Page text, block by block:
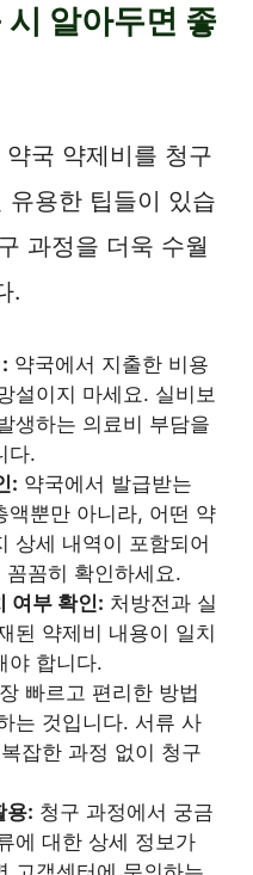
알아두면 좋
국 약제비를 청구
유용한 팁들이 있습
과정을 더욱 수월
.
약국에서 지출한 비용
설이지 마세요. 실비보
생하는 의료비 부담을
다.
: 약국에서 발급받는
액뿐만 아니라, 어떤 약
상세 내역이 포함되어
꼼히 확인하세요.
여부 확인: 처방전과 실
된 약제비 내용이 일치
야 합니다.
빠르고 편리한 방법
는 것입니다. 서류 사
잡한 과정 없이 청구
용: 청구 과정에서 궁금
에 대한 상세 정보가